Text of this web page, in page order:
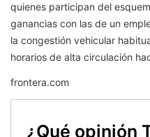
quienes participan del
ganancias con las de un
la congestión vehicular
horarios de alta circulación
frontera.com
¿Qué opinión